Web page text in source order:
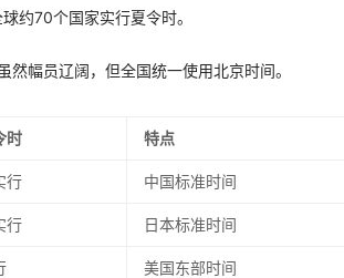
约70个国家实行夏令时。
幅员辽阔，但全国统一使用北京时间。
时 特点
行 中国标准时间
行 日本标准时间
美国东部时间